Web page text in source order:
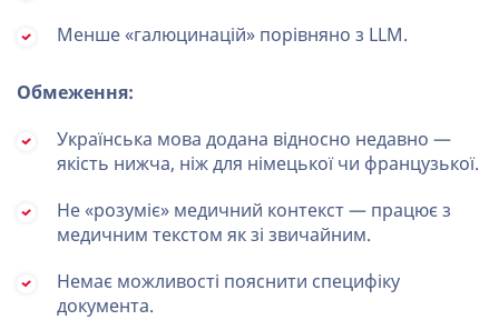
Менше «галюцинацій» порівняно з LLM.
Обмеження:
Українська мова додана відносно недавно —
якість нижча, ніж для німецької чи французької.
Не «розуміє» медичний контекст — працює з
медичним текстом як зі звичайним.
Немає можливості пояснити специфіку
документа.